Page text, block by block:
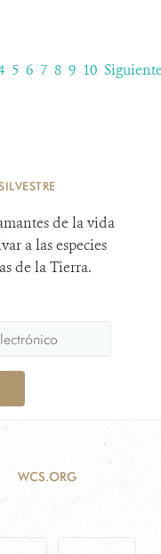
5 6 7 8 9 10
de la vida
a las especies
de la Tierra.
WCS.ORG